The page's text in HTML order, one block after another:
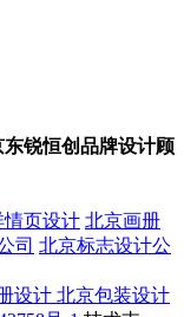
锐恒创品牌设计顾
情页设计 北京画册
司 北京标志设计公
设计 北京包装设计